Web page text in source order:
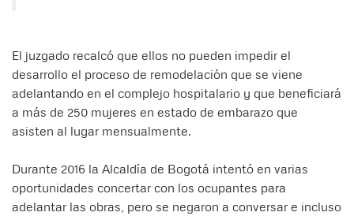
El juzgado recalcó que ellos no pueden impedir el
desarrollo el proceso de remodelación que se viene
adelantando en el complejo hospitalario y que beneficiará
a más de 250 mujeres en estado de embarazo que
asisten al lugar mensualmente.
Durante 2016 la Alcaldía de Bogotá intentó en varias
oportunidades concertar con los ocupantes para
adelantar las obras, pero se negaron a conversar e incluso